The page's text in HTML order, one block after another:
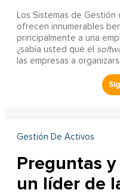
Los Sistemas de Gestión
ofrecen innumerables
principalmente a una
¿sabía usted que el
las empresas a
Gestión De Activos
Preguntas
un líder de